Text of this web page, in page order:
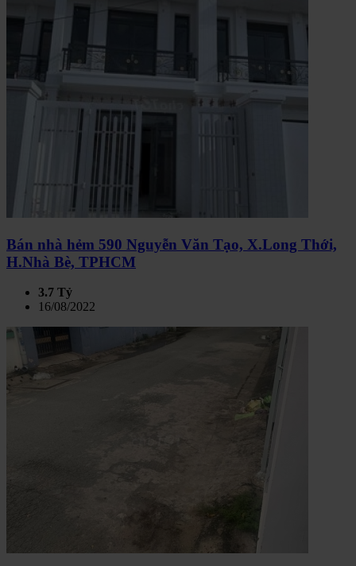
Bán nhà hẻm 590 Nguyễn Văn Tạo, X.Long Thới,
H.Nhà Bè, TPHCM
3.7 Tỷ
16/08/2022